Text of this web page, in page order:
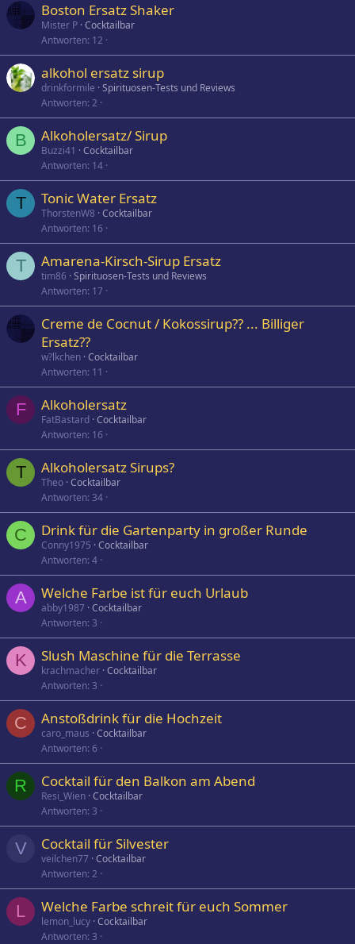
Boston Ersatz Shaker
Mister P Cocktailbar
Antworten 12
alkohol ersatz sirup
drinkformile Spirituosen-Tests und Reviews
Antworten 2
B Alkoholersatz/ Sirup
Buzzi41
Cocktailbar
Antworten 14
T Tonic Water Ersatz
ThorstenW8 Cocktailbar
Antworten 16
T Amarena-Kirsch-Sirup Ersatz
tim86 Spirituosen-Tests und Reviews
Antworten 17
Creme de Cocnut / Kokossirup?? ... Billiger
Ersatz??
w?lkchen Cocktailbar
Antworten 11
F Alkoholersatz
FatBastard Cocktailbar
Antworten 16
T Alkoholersatz Sirups?
Theo Cocktailbar
Antworten 34
C Drink für die Gartenparty in großer Runde
Conny1975 Cocktailbar
Antworten 4
A Welche Farbe ist für euch Urlaub
abby1987 Cocktailbar
Antworten 3
K Slush Maschine für die Terrasse
krachmacher Cocktailbar
Antworten 3
C Anstoßdrink für die Hochzeit
caro_maus Cocktailbar
Antworten 6
R Cocktail für den Balkon am Abend
Resi_Wien Cocktailbar
Antworten 3
V Cocktail für Silvester
veilchen77 Cocktailbar
Antworten 2
L Welche Farbe schreit für euch Sommer
lemon_lucy Cocktailbar
Antworten 3